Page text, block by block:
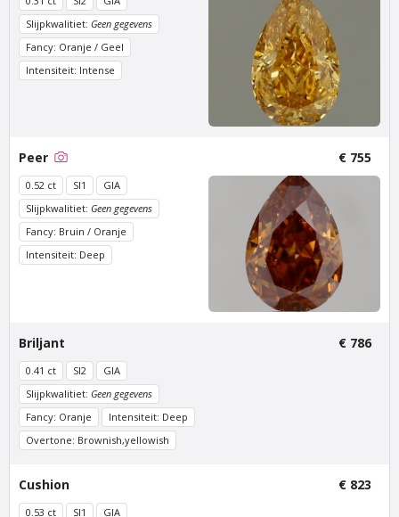
Van Amstel Zeeburg
€ 500excl. BTW
Van Amstel IJburg
€ 500excl. BTW
Van Amstel KNSM
€ 900excl. BTW
Slijpkwalitiet: Geen gegevens
Fancy: Oranje / Geel
Intensiteit: Intense
Peer € 755
0.52 ct SI1
GIA
Slijpkwalitiet: Geen gegevens
Fancy: Bruin / Oranje
Intensiteit: Deep
Briljant € 786
0.41 ct SI2
GIA
Slijpkwalitiet: Geen gegevens
Fancy: Oranje
Intensiteit: Deep
Overtone: Brownish,yellowish
Cushion € 823
0.53 ct SI1
GIA